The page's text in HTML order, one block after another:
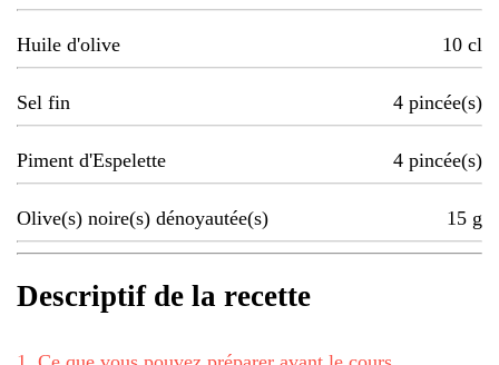
Huile d'olive 10 cl
Sel fin 4 pincée(s)
Piment d'Espelette 4 pincée(s)
Olive(s) noire(s) dénoyautée(s) 15 g
Descriptif de la recette